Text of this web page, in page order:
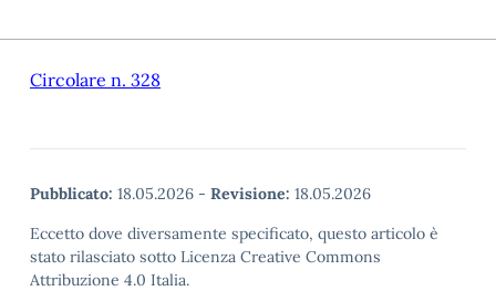
Circolare n. 328
Pubblicato: 18.05.2026 - Revisione: 18.05.2026
Eccetto dove diversamente specificato, questo articolo è
stato rilasciato sotto Licenza Creative Commons
Attribuzione 4.0 Italia.